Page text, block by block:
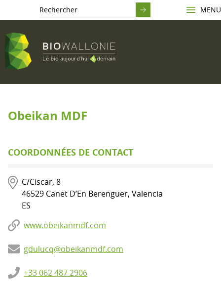
MENU
Obeikan MDF
COORDONNÉES DE CONTACT
C/Ciscar, 8
46529 Canet D’En Berenguer, Valencia
ES
www.obeikanmdf.com
gdulucq@obeikanmdf.com
+33 062 487 2906